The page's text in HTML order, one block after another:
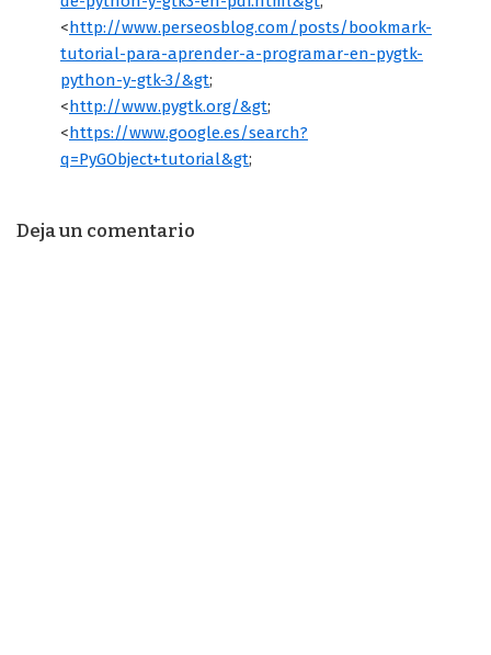
<http://www.perseosblog.com/posts/bookmark-
tutorial-para-aprender-a-programar-en-pygtk-
python-y-gtk-3/&gt;
<http://www.pygtk.org/&gt;
<https://www.google.es/search?
q=PyGObject+tutorial&gt;
Deja un comentario